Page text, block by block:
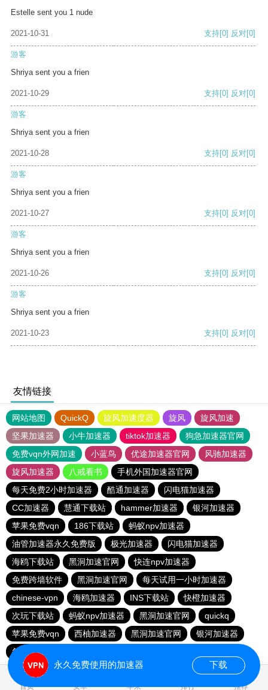
Estelle sent you 1 nude
2021-10-31 支持[0] 反对[0]
游客
Shriya sent you a frien
2021-10-29 支持[0] 反对[0]
游客
Shriya sent you a frien
2021-10-28 支持[0] 反对[0]
游客
Shriya sent you a frien
2021-10-27 支持[0] 反对[0]
游客
Shriya sent you a frien
2021-10-26 支持[0] 反对[0]
游客
Shriya sent you a frien
2021-10-23 支持[0] 反对[0]
友情链接
网站地图 QuickQ 旋风加速度器 旋风
旋风加速
坚果加速器
小牛加速器 tiktok加速器
狗急加速器官网
免费vqn外网加速
小蓝鸟 优途加速器官网
风驰加速器
旋风加速器
八戒看书
手机外国加速器官网
每天免费2小时加速器
酷通加速器
闪电猫加速器
CC加速器
慧通下载站 hammer加速器
银河加速器
苹果免费vqn
186下载站
蚂蚁npv加速器
油管加速器永久免费版
极光加速器
闪电猫加速器
海鸥下载站
黑洞加速官网
快连npv加速器
免费跨墙软件
黑洞加速官网
每天试用一小时加速器
chinese-vpn
海鸥加速器 INS下载站
快橙加速器
次玩下载站
蚂蚁npv加速器 黑洞加速官网
quickq
苹果免费vqn
西柚加速器 黑洞加速官网
银河加速器
每天免费2小时加速器
首页 安卓 苹果 排行 推荐
永久免费使用的加速器 下载
0.153145s